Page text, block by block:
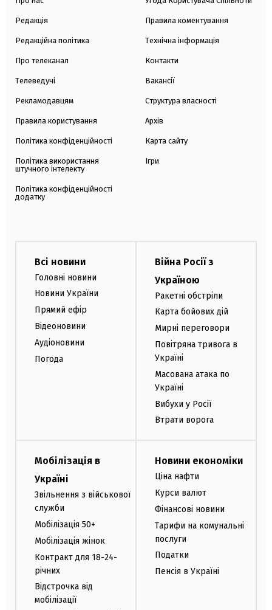
Редакція
Редакційна політика
Про телеканал
Телеведучі
Рекламодавцям
Правила користування
Політика конфіденційності
Політика використання
штучного інтелекту
Політика конфіденційності
додатку
Правила коментування
Технічна інформація
Контакти
Вакансії
Структура власності
Архів
Карта сайту
Ігри
Всі новини
Головні новини
Новини України
Прямий ефір
Відеоновини
Аудіоновини
Погода
Війна Росії з
Україною
Ракетні обстріли
Карта бойових дій
Мирні переговори
Повітряна тривога в
Україні
Масована атака по
Україні
Вибухи у Росії
Втрати ворога
Мобілізація в
Україні
Звільнення з військової
служби
Мобілізація 50+
Мобілізація жінок
Контракт для 18-24-
річних
Відстрочка від
мобілізації
Новини економіки
Ціна нафти
Курси валют
Фінансові новини
Тарифи на комунальні
послуги
Податки
Пенсія в Україні